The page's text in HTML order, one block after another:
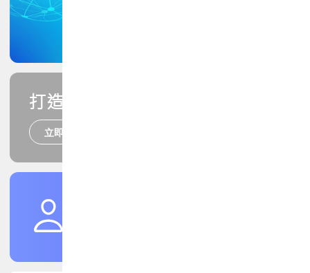
打造您的PCB專業技能
立即報名